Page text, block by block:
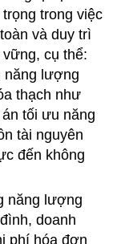
trong việc
và duy trì
cụ thể:
năng lượng
thạch như
tối ưu năng
tài nguyên
đến không
năng lượng
doanh
phí hóa đơn